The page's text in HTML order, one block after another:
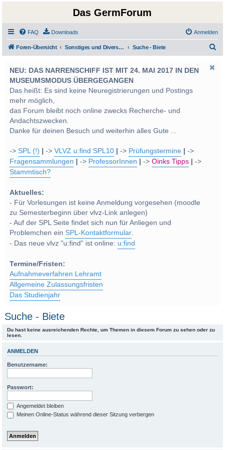
Das GermForum
FAQ Downloads Anmelden
Foren-Übersicht Sonstiges und Diverses - Privatimes und Soziales Suche - Biete
NEU: DAS NARRENSCHIFF IST MIT 24. MAI 2017 IN DEN
MUSEUMSMODUS ÜBERGEGANGEN
Das heißt: Es sind keine Neuregistrierungen und Postings
mehr möglich,
das Forum bleibt noch online zwecks Recherche- und
Andachtszwecken.
Danke für deinen Besuch und weiterhin alles Gute ...
->SPL (!) ->VLVZ u:find SPL10 -> Prüfungstermine
->
Fragensammlungen
-> ProfessorInnen ->Oinks Tipps
->
Stammtisch?
Aktuelles:
- Für Vorlesungen ist keine Anmeldung vorgesehen (moodle
zu Semesterbeginn über vlvz-Link anlegen)
- Auf der SPL Seite findet sich nun für Anliegen und
Problemchen einSPL-Kontaktformular.
- Das neue vlvz "u:find" ist online: u:find
Termine/Fristen:
Aufnahmeverfahren Lehramt
Allgemeine Zulassungsfristen
Das Studienjahr
Suche - Biete
Du hast keine ausreichenden Rechte, um Themen in diesem Forum zu sehen oder zu
lesen.
ANMELDEN
Benutzername:
Passwort:
Angemeldet bleiben
Meinen Online-Status während dieser Sitzung verbergen